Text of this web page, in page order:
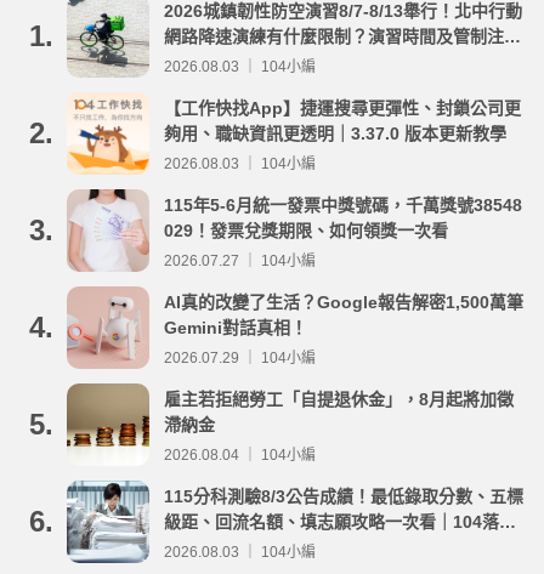
1.
2026城鎮韌性防空演習8/7-8/13舉行！北中行動
網路降速演練有什麼限制？演習時間及管制注意
事項整理
2026.08.03 ｜ 104小編
2.
【工作快找App】捷運搜尋更彈性、封鎖公司更
夠用、職缺資訊更透明｜3.37.0 版本更新教學
2026.08.03 ｜ 104小編
3.
115年5-6月統一發票中獎號碼，千萬獎號38548
029！發票兌獎期限、如何領獎一次看
2026.07.27 ｜ 104小編
4.
AI真的改變了生活？Google報告解密1,500萬筆
Gemini對話真相！
2026.07.29 ｜ 104小編
5.
雇主若拒絕勞工「自提退休金」，8月起將加徵
滯納金
2026.08.04 ｜ 104小編
6.
115分科測驗8/3公告成績！最低錄取分數、五標
級距、回流名額、填志願攻略一次看｜104落點
分析
2026.08.03 ｜ 104小編